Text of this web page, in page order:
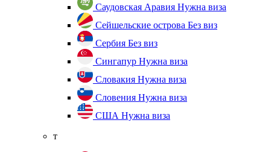
Саудовская Аравия Нужна виза
Сейшельские острова Без виз
Сербия Без виз
Сингапур Нужна виза
Словакия Нужна виза
Словения Нужна виза
США Нужна виза
т